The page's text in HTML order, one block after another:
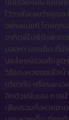
ไว้วางใจเลยว่าคุณ
อย่างแน่แท้ โดยคุณ
อาทิตย์ไปพินิจพิจา
มองหา เลขเด็ด ที่
ประโยชน์ร่วมกับสู
วิธีแทงหวยออนไลน์
เดียวกัน หรือระยะ
อีกด้วยนั่นเอง การ
เสียงรวมทั้งหวยฮ